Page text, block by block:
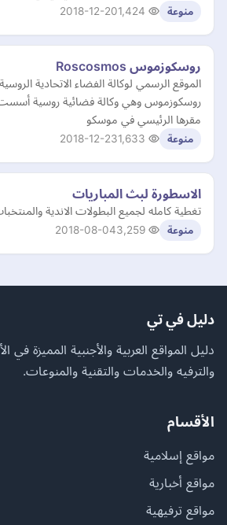
منوعة 2018-12-20
روسكوزموس Roscosmos
الموقع الرسمي لوكالة الفضاء الاتحادية
مقرها الرئيسي في موسكو
منوعة 2018-12-23
الاسطورة لبث المباريات
تغطية كامله لجميع البطولات الاندية
منوعة 2018-08-04
دليل في تي
دليل المواقع العربية والأجنبية المميزة في
والترفيه والخدمات والتقنية والمنوعات.
الأقسام
مواقع إسلامية
مواقع أخبارية
مواقع ترفيهية